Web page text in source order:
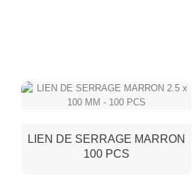
LIEN DE SERRAGE MARRON
100 PCS